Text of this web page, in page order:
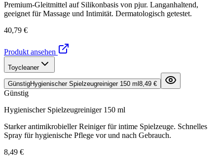
Premium-Gleitmittel auf Silikonbasis von pjur. Langanhaltend,
geeignet für Massage und Intimität. Dermatologisch getestet.
40,79 €
Produkt ansehen
Toycleaner
GünstigHygienischer Spielzeugreiniger 150 ml 8,49 €
Günstig
Hygienischer Spielzeugreiniger 150 ml
Starker antimikrobieller Reiniger für intime Spielzeuge. Schnelles
Spray für hygienische Pflege vor und nach Gebrauch.
8,49 €